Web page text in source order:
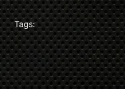
Tags: